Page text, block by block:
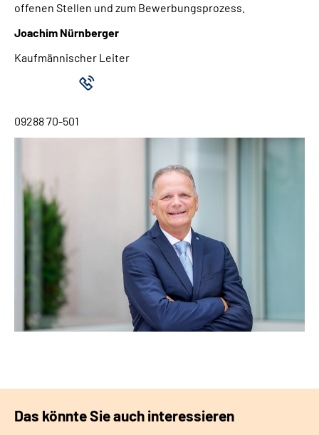
offenen Stellen und zum Bewerbungsprozess.
Joachim Nürnberger
Kaufmännischer Leiter
09288 70-501
Das könnte Sie auch interessieren